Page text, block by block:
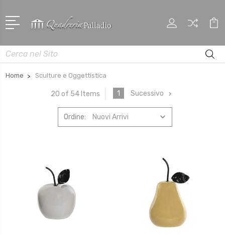
Cerca
Home Sculture e Oggettistica
20 of 54 Items 1 Sucessivo
Ordine: